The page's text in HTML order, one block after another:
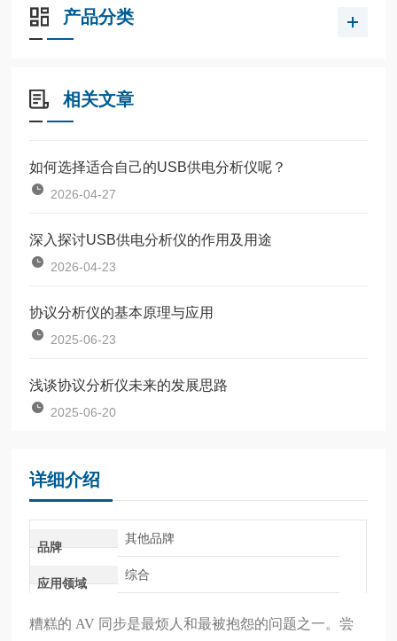
产品分类
相关文章
如何选择适合自己的USB供电分析仪呢？
2026-04-27
深入探讨USB供电分析仪的作用及用途
2026-04-23
协议分析仪的基本原理与应用
2025-06-23
浅谈协议分析仪未来的发展思路
2025-06-20
详细介绍
品牌
其他品牌
应用领域
综合
糟糕的 AV 同步是最烦人和最被抱怨的问题之一。尝